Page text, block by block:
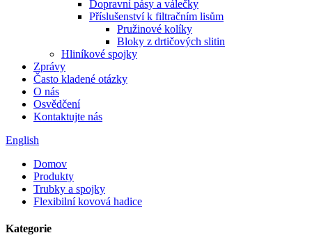
Dopravní pásy a válečky
Příslušenství k filtračním lisům
Pružinové kolíky
Bloky z drtičových slitin
Hliníkové spojky
Zprávy
Často kladené otázky
O nás
Osvědčení
Kontaktujte nás
English
Domov
Produkty
Trubky a spojky
Flexibilní kovová hadice
Kategorie